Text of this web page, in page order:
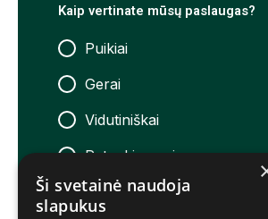
Kaip vertinate mūsų paslaugas?
Puikiai
Gerai
Vidutiniškai
Patenkinamai
Neigiamai
Ši svetainė naudoja
slapukus